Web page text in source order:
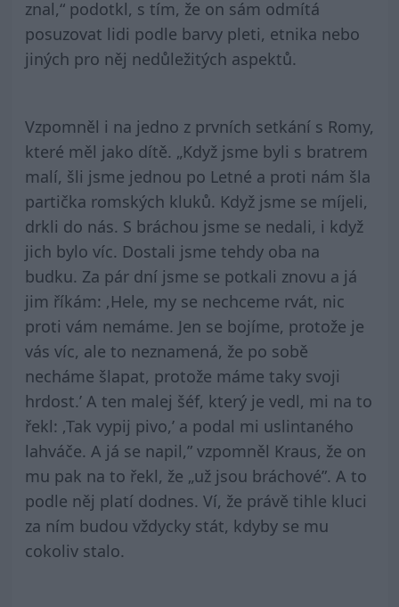
znal,“ podotkl, s tím, že on sám odmítá
posuzovat lidi podle barvy pleti, etnika nebo
jiných pro něj nedůležitých aspektů.
Vzpomněl i na jedno z prvních setkání s Romy,
které měl jako dítě. „Když jsme byli s bratrem
malí, šli jsme jednou po Letné a proti nám šla
partička romských kluků. Když jsme se míjeli,
drkli do nás. S bráchou jsme se nedali, i když
jich bylo víc. Dostali jsme tehdy oba na
budku. Za pár dní jsme se potkali znovu a já
jim říkám: ‚Hele, my se nechceme rvát, nic
proti vám nemáme. Jen se bojíme, protože je
vás víc, ale to neznamená, že po sobě
necháme šlapat, protože máme taky svoji
hrdost.’ A ten malej šéf, který je vedl, mi na to
řekl: ‚Tak vypij pivo,’ a podal mi uslintaného
lahváče. A já se napil,” vzpomněl Kraus, že on
mu pak na to řekl, že „už jsou bráchové”. A to
podle něj platí dodnes. Ví, že právě tihle kluci
za ním budou vždycky stát, kdyby se mu
cokoliv stalo.